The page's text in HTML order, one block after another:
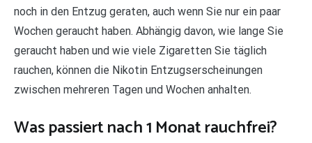
noch in den Entzug geraten, auch wenn Sie nur ein paar
Wochen geraucht haben. Abhängig davon, wie lange Sie
geraucht haben und wie viele Zigaretten Sie täglich
rauchen, können die Nikotin Entzugserscheinungen
zwischen mehreren Tagen und Wochen anhalten.
Was passiert nach 1 Monat rauchfrei?